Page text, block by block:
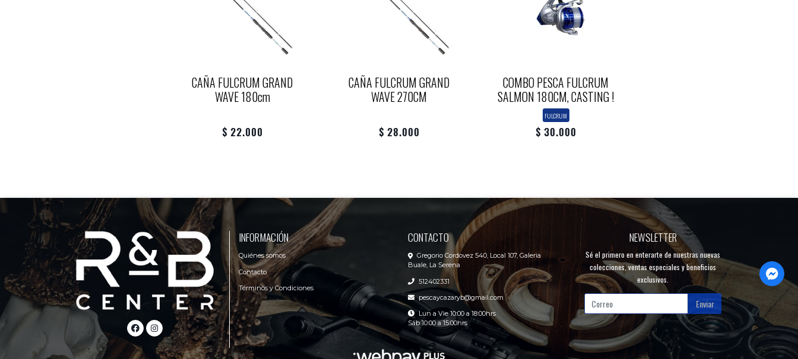
CAÑA FULCRUM GRAND
WAVE 180cm
$ 22.000
CAÑA FULCRUM GRAND
WAVE 270CM
$ 28.000
COMBO PESCA FULCRUM
SALMON 180CM, CASTING !
FULCRUM
$ 30.000
INFORMACIÓN
Quiénes somos
Contacto
Términos y Condiciones
CONTACTO
Gregorio Cordovez 540, Local 107, Galeria
Buale, La Serena
512402331
pescaycazaryb@gmail.com
Lun a Vie 10:00 a 18:00hrs
Sáb 10:00 a 15:00hrs
NEWSLETTER
Sé el primero en enterarte de nuestras nuevas
colecciones, ventas especiales y beneficios
exclusivos.
Enviar